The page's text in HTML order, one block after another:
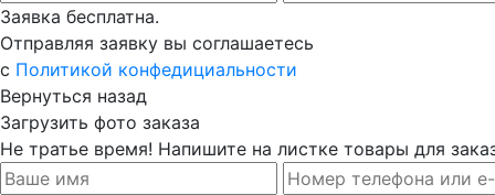
Заявка бесплатна.
Отправляя заявку вы соглашаетесь
с Политикой конфедициальности
Вернуться назад
Загрузить фото заказа
Не тратье время! Напишите на листке товары для